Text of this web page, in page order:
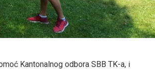
Kantonalnog odbora SBB TK-a, i